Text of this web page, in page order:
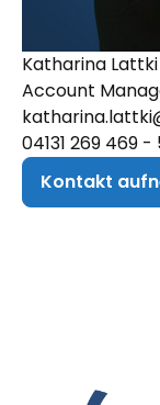
Katharina Lattki
Account
04131 269 469 -
Kontakt